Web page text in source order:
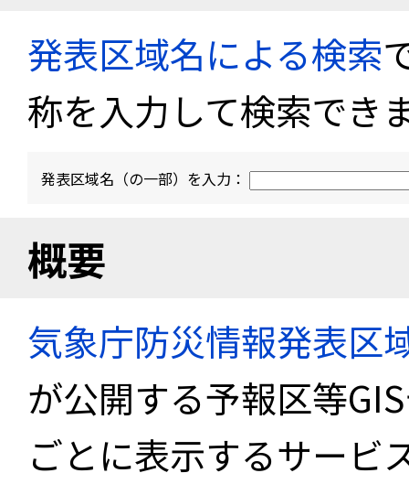
発表区域名による検索
称を入力して検索でき
発表区域名（の一部）を入力：
概要
気象庁防災情報発表区
が公開する予報区等
ごとに表示するサービ